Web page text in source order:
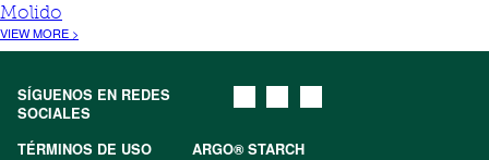
Molido
VIEW MORE >
SÍGUENOS EN REDES
SOCIALES
TÉRMINOS DE USO
ARGO® STARCH